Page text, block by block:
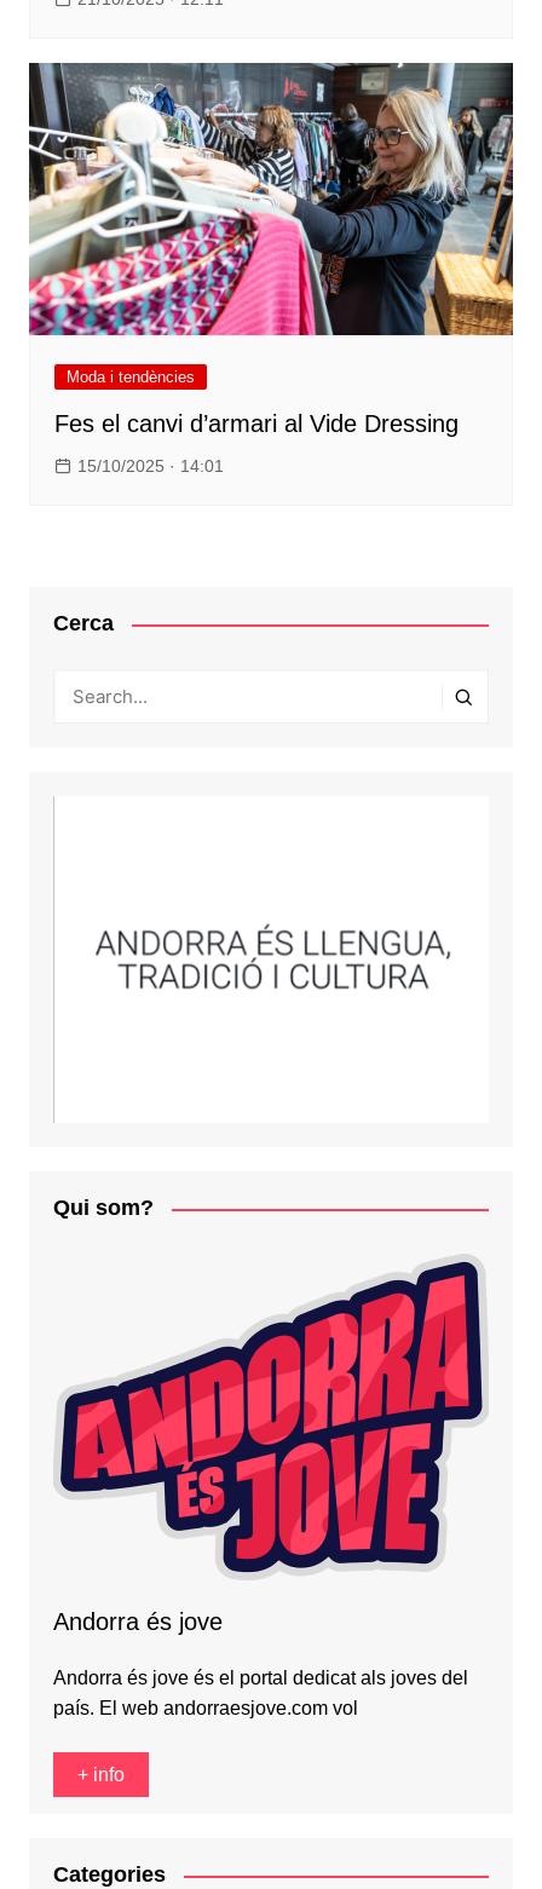
Moda i tendències
Fes el canvi d’armari al Vide Dressing
15/10/2025 · 14:01
Cerca
Qui som?
Andorra és jove
Andorra és jove és el portal dedicat als joves del
país. El web andorraesjove.com vol
+ info
Categories